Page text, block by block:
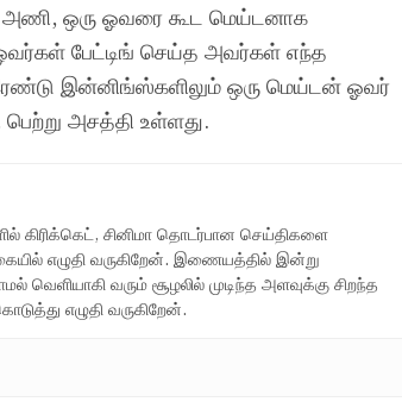
அணி, ஒரு ஓவரை கூட மெய்டனாக
பேட்டிங் செய்த அவர்கள் எந்த
இன்னிங்ஸ்களிலும் ஒரு மெய்டன் ஓவர்
அசத்தி உள்ளது.
சினிமா தொடர்பான செய்திகளை
எழுதி வருகிறேன். இணையத்தில் இன்று
வரும் சூழலில் முடிந்த அளவுக்கு சிறந்த
எழுதி வருகிறேன்.